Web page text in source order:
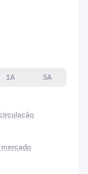
1A
5A
mercado